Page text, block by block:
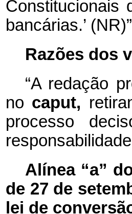
Constitucionais
bancárias.’ (NR)”
Razões dos
“A redação
no caput,
processo
Alínea “a”
de 27 de
lei de